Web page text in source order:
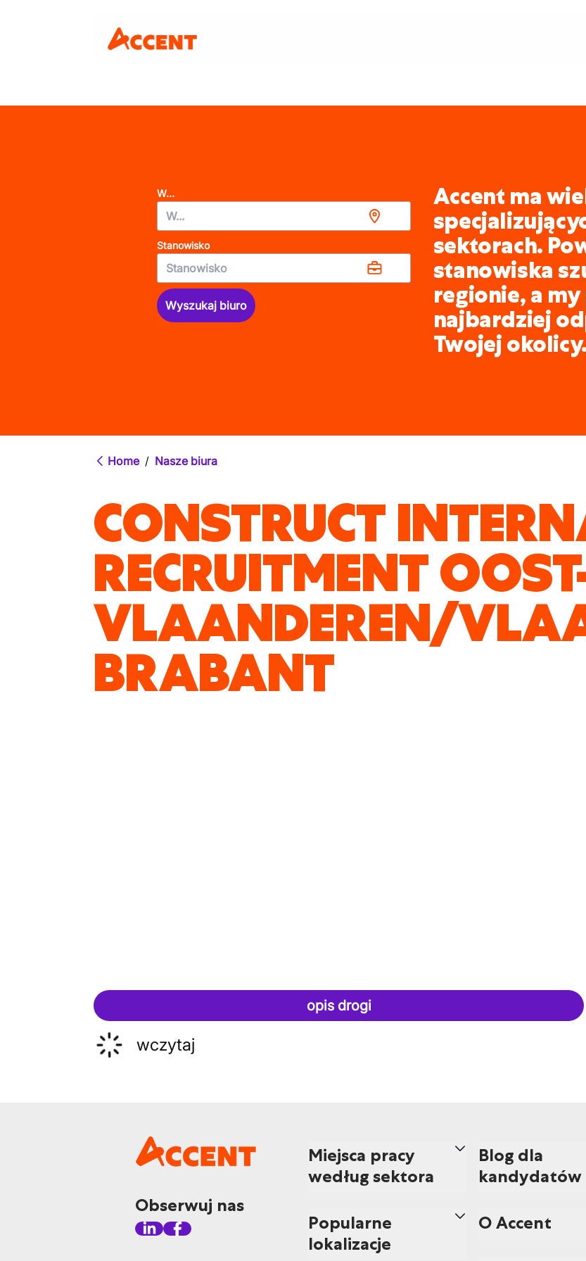
W...
Stanowisko
Wyszukaj biuro
Accent ma
sektorach.
stanowiska
regionie, a
najbardziej
Twojej okolicy.
Home / Nasze biura
CONSTRUCT
RECRUITMENT
VLAANDEREN/
BRABANT
opis drogi
wczytaj
Obserwuj nas
Miejsca pracy
według sektora
Popularne
lokalizacje
Blog dla
kandydatów
O Accent